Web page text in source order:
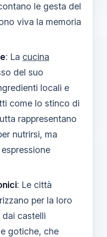
le gesta del
viva la memoria
: La cucina
del suo
locali e
come lo stinco di
rappresentano
nutrirsi, ma
: Le città
per la loro
castelli
gotiche, che